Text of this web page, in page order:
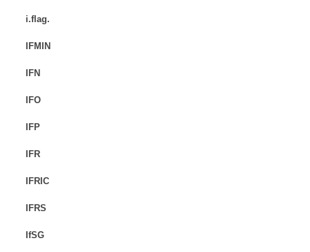
i.flag.
IFMIN
IFN
IFO
IFP
IFR
IFRIC
IFRS
IfSG